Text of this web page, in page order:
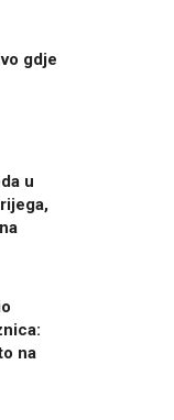
gdje
u
na